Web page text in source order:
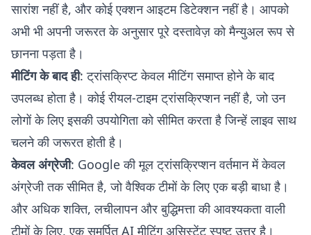
सारांश नहीं है, और कोई एक्शन आइटम डिटेक्शन नहीं है। आपको
अभी भी अपनी जरूरत के अनुसार पूरे दस्तावेज़ को मैन्युअल रूप से
छानना पड़ता है।
मीटिंग के बाद ही: ट्रांसक्रिप्ट केवल मीटिंग समाप्त होने के बाद
उपलब्ध होता है। कोई रीयल-टाइम ट्रांसक्रिप्शन नहीं है, जो उन
लोगों के लिए इसकी उपयोगिता को सीमित करता है जिन्हें लाइव साथ
चलने की जरूरत होती है।
केवल अंग्रेजी: Google की मूल ट्रांसक्रिप्शन वर्तमान में केवल
अंग्रेजी तक सीमित है, जो वैश्विक टीमों के लिए एक बड़ी बाधा है।
और अधिक शक्ति, लचीलापन और बुद्धिमत्ता की आवश्यकता वाली
टीमों के लिए, एक समर्पित AI मीटिंग असिस्टेंट स्पष्ट उत्तर है।